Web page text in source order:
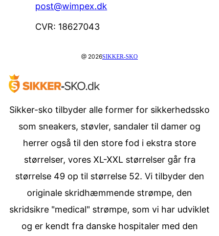
post@wimpex.dk
CVR: 18627043
@ 2026SIKKER-SKO
Sikker-sko tilbyder alle former for sikkerhedssko
som sneakers, støvler, sandaler til damer og
herrer også til den store fod i ekstra store
størrelser, vores XL-XXL størrelser går fra
størrelse 49 op til størrelse 52. Vi tilbyder den
originale skridhæmmende strømpe, den
skridsikre "medical" strømpe, som vi har udviklet
og er kendt fra danske hospitaler med den